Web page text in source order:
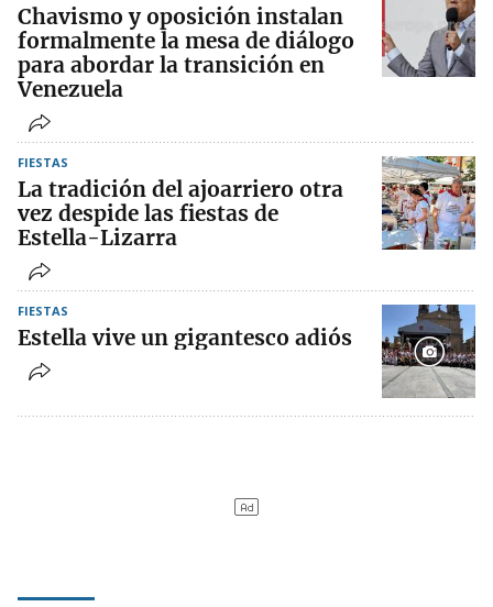
Chavismo y oposición instalan
formalmente la mesa de diálogo
para abordar la transición en
Venezuela
FIESTAS
La tradición del ajoarriero otra
vez despide las fiestas de
Estella-Lizarra
FIESTAS
Estella vive un gigantesco adiós